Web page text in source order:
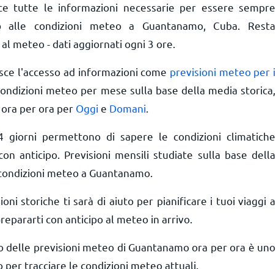
tutte le informazioni necessarie per essere sempre
alle condizioni meteo a Guantanamo, Cuba. Resta
meteo - dati aggiornati ogni 3 ore.
l'accesso ad informazioni come previsioni meteo per i
meteo per mese sulla base della media storica,
per ora per Oggi e Domani
giorni permettono di sapere le condizioni climatiche
anticipo. Previsioni mensili studiate sulla base della
meteo a Guantanamo.
storiche ti sarà di aiuto per pianificare i tuoi viaggi a
con anticipo al meteo in arrivo.
previsioni meteo di Guantanamo ora per ora è uno
tracciare le condizioni meteo attuali.